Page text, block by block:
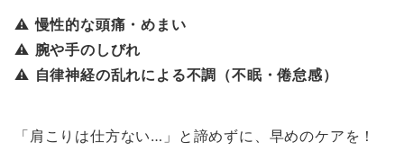
⚠慢性的な頭痛・めまい
⚠ 腕や手のしびれ
⚠ 自律神経の乱れによる不調（不眠・倦怠感）
「肩こりは仕方ない…」と諦めずに、早めのケアを！